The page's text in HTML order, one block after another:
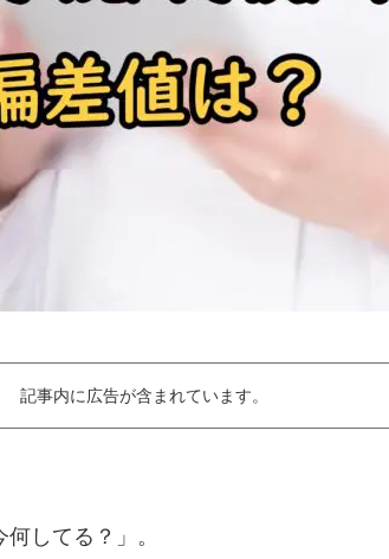
記事内に広告が含まれています。
してる？」。